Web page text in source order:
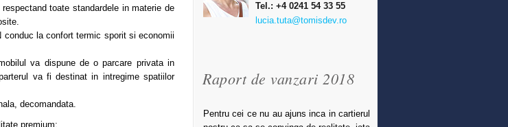
toate standardele in materie de
la confort termic sporit si economii
va dispune de o parcare privata in
va fi destinat in intregime spatiilor
decomandata.
premium:
Tel.: +4 0241 54 33 55
lucia.tuta@tomisdev.ro
Raport de vanzari 2018
Pentru cei ce nu au ajuns inca in cartierul